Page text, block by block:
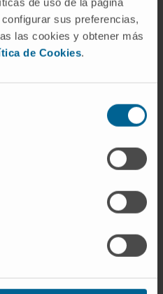
sus preferencias,
las cookies y obtener más
de Cookies.
nuestra investigación,
de Navarra.